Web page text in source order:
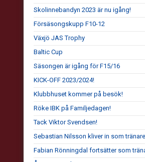
Skolinnebandyn 2023 är nu igång!
Försäsongskupp F10-12
Växjö JAS Trophy
Baltic Cup
Säsongen är igång för F15/16
KICK-OFF 2023/2024!
Klubbhuset kommer på besök!
Röke IBK på Familjedagen!
Tack Viktor Svendsen!
Sebastian Nilsson kliver in som
Fabian Rönningdal fortsätter som